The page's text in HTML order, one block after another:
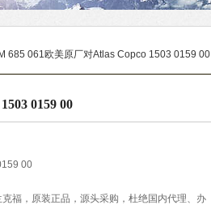
685 061欧美原厂对Atlas Copco 1503 0159 00
0159 00
00
福，原装正品，源头采购，杜绝国内代理、办